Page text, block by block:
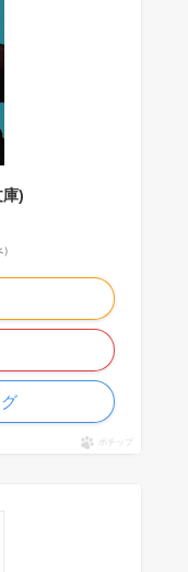
)
ポチップ